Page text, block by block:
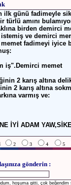
ilk günü fadimeyle
türlü amını
birden demirci
istemiş ve demirci
fadimeyi iyice
iş".Demirci memet
2 karış altına
2 karış altına
varmış ve:
İYİ ADAM
2 3 4 5
gönderin :